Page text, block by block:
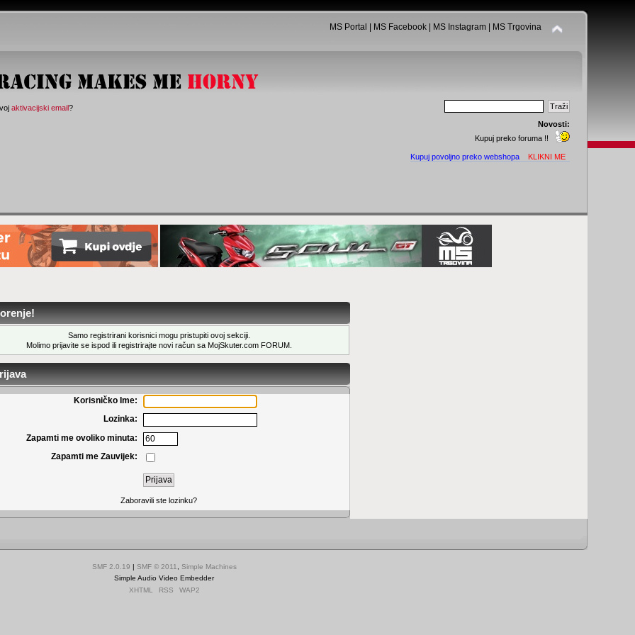
MS Portal MS Facebook| MS Instagram| MS Trgovina
aktivacijski email?
Novosti:
Kupuj preko foruma !!
Kupuj povoljno preko webshopa KLIKNI ME
Samo registrirani korisnici mogu pristupiti ovoj sekciji.
Molimo prijavite se ispod ili registrirajte novi računsa MojSkuter.com FORUM.
Korisničko Ime:
Lozinka:
Zapamti me ovoliko minuta:
Zapamti me Zauvijek:
Zaboravili ste lozinku?
SMF 2.0.19 | SMF © 2011
Simple Machines
Simple Audio Video Embedder
XHTML
RSS WAP2